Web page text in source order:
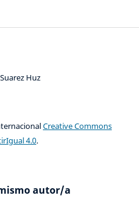
Huz
Creative Commons
4.0.
autor/a